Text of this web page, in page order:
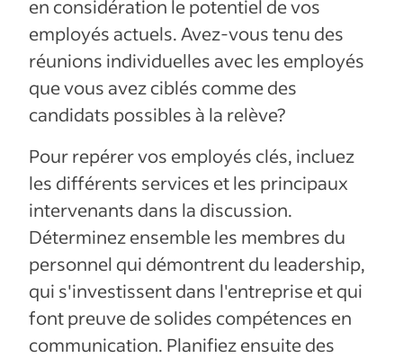
en considération le potentiel de vos
employés actuels. Avez-vous tenu des
réunions individuelles avec les employés
que vous avez ciblés comme des
candidats possibles à la relève?
Pour repérer vos employés clés, incluez
les différents services et les principaux
intervenants dans la discussion.
Déterminez ensemble les membres du
personnel qui démontrent du leadership,
qui s'investissent dans l'entreprise et qui
font preuve de solides compétences en
communication. Planifiez ensuite des